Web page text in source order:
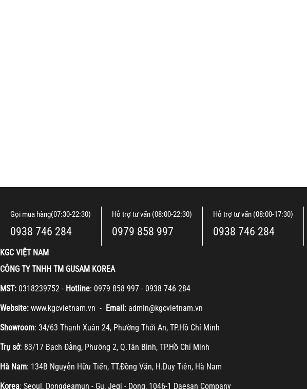
Gọi mua hàng(07:30-22:30)
0938 746 284
Hỗ trợ tư vấn (08:00-22:30)
0979 858 997
Hỗ trợ tư vấn (08:00-17:30)
0938 746 284
KGC VIỆT NAM
CÔNG TY TNHH TM GUSAM KOREA
MST: 0318239752 - Hotline: 0979 858 997 - 0938 746 284
Website: www.kgcvietnam.vn - Email: admin@kgcvietnam.vn
Showroom: 34/63 Thạnh Xuân 24, Phường Thới An, TP.Hồ Chí Minh
Trụ sở: 83/17 Bạch Đằng, Phường 2, Q.Tân Bình, TP.Hồ Chí Minh
Hà Nam: 134B Nguyễn Hữu Tiến, TT.Đồng Văn, H.Duy Tiên, Hà Nam
Korea: Seoul, Dongdeamun - Gu, Jegi - Dong, 1046-1 Daesan Company